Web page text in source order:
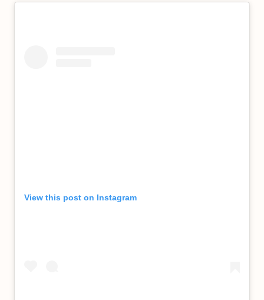
View this post on Instagram